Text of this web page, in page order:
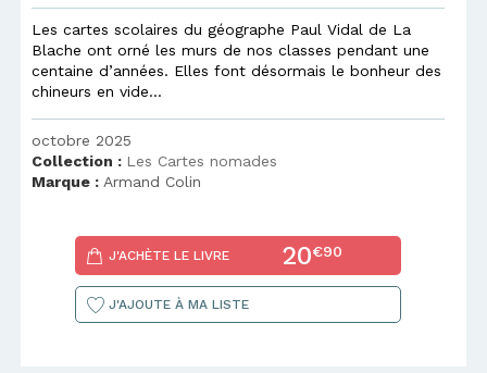
Les cartes scolaires du géographe Paul Vidal de La
Blache ont orné les murs de nos classes pendant une
centaine d’années. Elles font désormais le bonheur des
chineurs en vide...
octobre 2025
Collection : Les Cartes nomades
Marque : Armand Colin
J'ACHÈTE LE LIVRE 20€90
J'AJOUTE À MA LISTE